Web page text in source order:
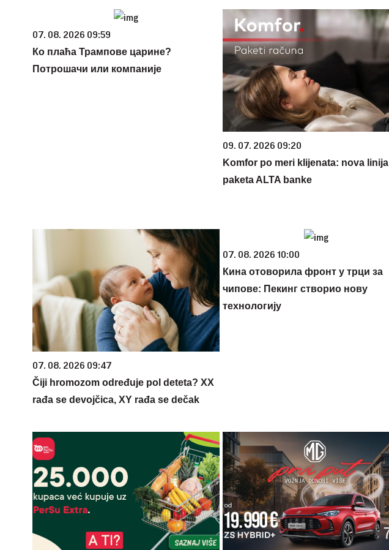
07. 08. 2026 09:59
Ко плаћа Трампове царине?
Потрошачи или компаније
09. 07. 2026 09:20
Komfor po meri klijenata: nova linija
paketa ALTA banke
07. 08. 2026 09:47
Čiji hromozom određuje pol deteta? XX
rađa se devojčica, XY rađa se dečak
07. 08. 2026 10:00
Кина отоворила фронт у трци за
чипове: Пекинг створио нову
технологију